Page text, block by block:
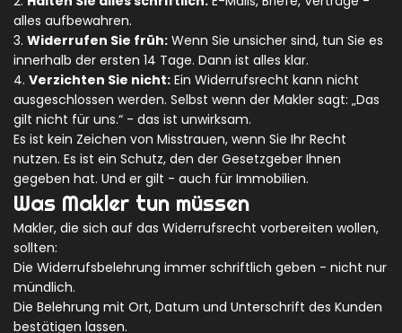
alles aufbewahren.
3. Widerrufen Sie früh: Wenn Sie unsicher sind, tun Sie es
innerhalb der ersten 14 Tage. Dann ist alles klar.
4. Verzichten Sie nicht: Ein Widerrufsrecht kann nicht
ausgeschlossen werden. Selbst wenn der Makler sagt: „Das
gilt nicht für uns.“ - das ist unwirksam.
Es ist kein Zeichen von Misstrauen, wenn Sie Ihr Recht
nutzen. Es ist ein Schutz, den der Gesetzgeber Ihnen
gegeben hat. Und er gilt - auch für Immobilien.
Was Makler tun müssen
Makler, die sich auf das Widerrufsrecht vorbereiten wollen,
sollten:
Die Widerrufsbelehrung immer schriftlich geben - nicht nur
mündlich.
Die Belehrung mit Ort, Datum und Unterschrift des Kunden
bestätigen lassen.